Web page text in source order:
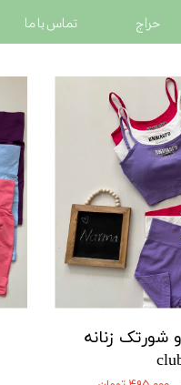
حراج تماس با ما
زنانه